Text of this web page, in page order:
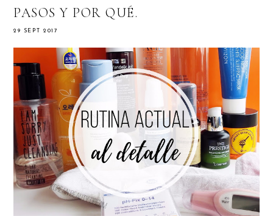
PASOS Y POR QUÉ.
29 SEPT 2017